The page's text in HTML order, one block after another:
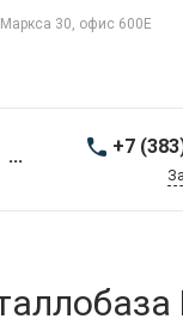
30, офис 600Е
... +7
9:00-18:00